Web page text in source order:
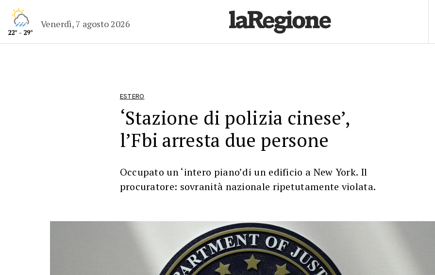
22° - 29°
Venerdì, 7 agosto 2026
ESTERO
‘Stazione di polizia cinese’,
l’Fbi arresta due persone
Occupato un ‘intero piano’di un edificio a New York. Il
procuratore: sovranità nazionale ripetutamente violata.